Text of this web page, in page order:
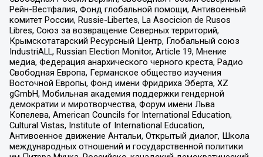
Рейн-Вестфалия, Фонд глобальной помощи, Антивоенный
комитет России, Russie-Libertes, La Asocicion de Rusos
Libres, Союз за возвращение Северных территорий,
Крымскотатарский Ресурсный Центр, Глобальный союз
IndustriALL, Russian Election Monitor, Article 19, Мнение
медиа, Федерация анархического черного креста, Радио
Свободная Европа, Германское общество изучения
Восточной Европы, Фонд имени Фридриха Эберта, XZ
gGmbH, Мобильная академия поддержки гендерной
демократии и миротворчества, Форум имени Льва
Копелева, American Councils for International Education,
Cultural Vistas, Institute of International Education,
Антивоенное движение Антальи, Открытый диалог, Школа
международных отношений и государственной политики